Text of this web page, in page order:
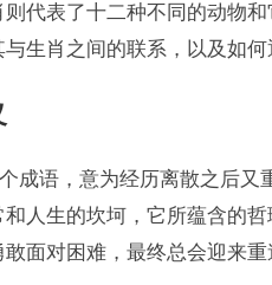
代表了十二种不同的动物
生肖之间的联系，以及如何
成语，意为经历离散之后
人生的坎坷，它所蕴含的
面对困难，最终总会迎来重